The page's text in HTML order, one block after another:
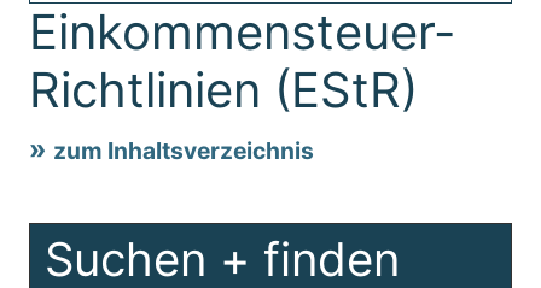
Einkommensteuer-
Richtlinien (EStR)
zum Inhaltsverzeichnis
Suchen + finden